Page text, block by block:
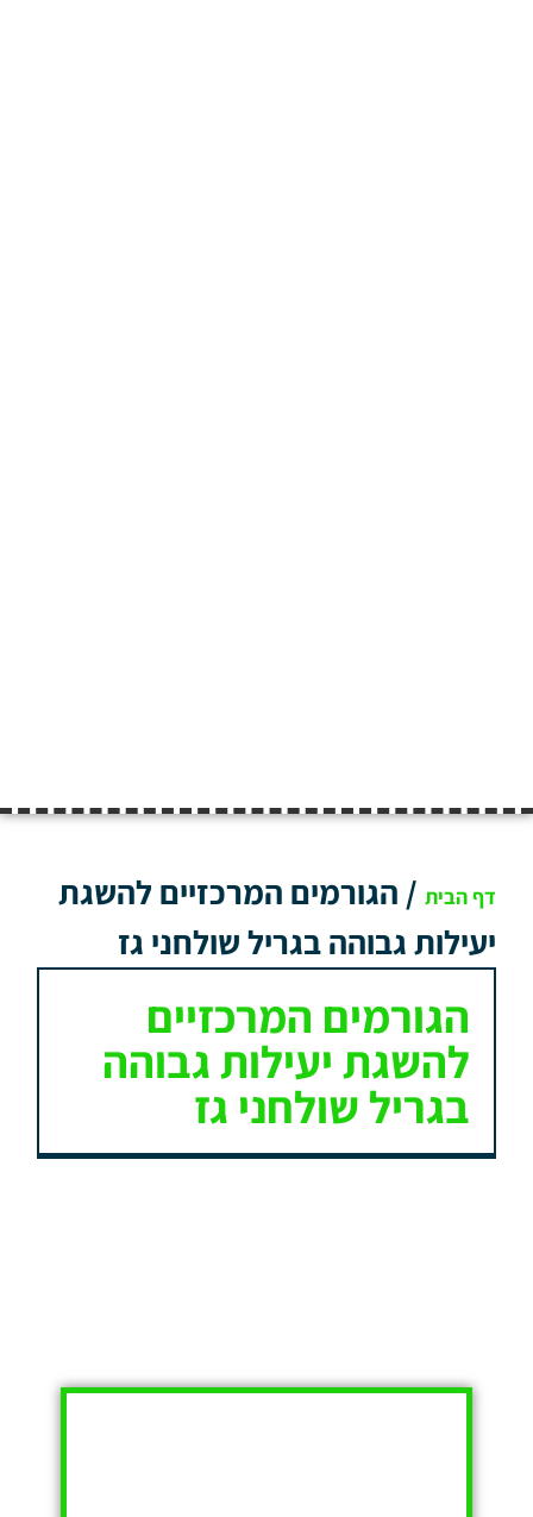
דף הבית / הגורמים המרכזיים להשגת
יעילות גבוהה בגריל שולחני גז
הגורמים המרכזיים
להשגת יעילות גבוהה
בגריל שולחני גז